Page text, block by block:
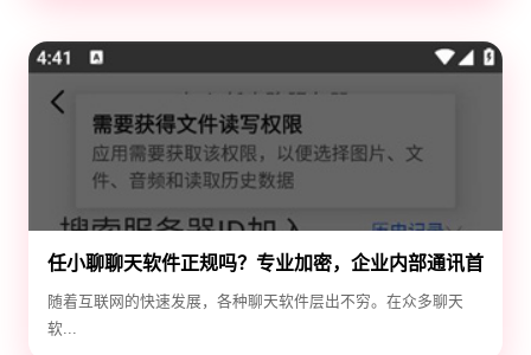
任小聊聊天软件正规吗？专业加密，企业内部通讯首
选！
随着互联网的快速发展，各种聊天软件层出不穷。在众多聊天
软...